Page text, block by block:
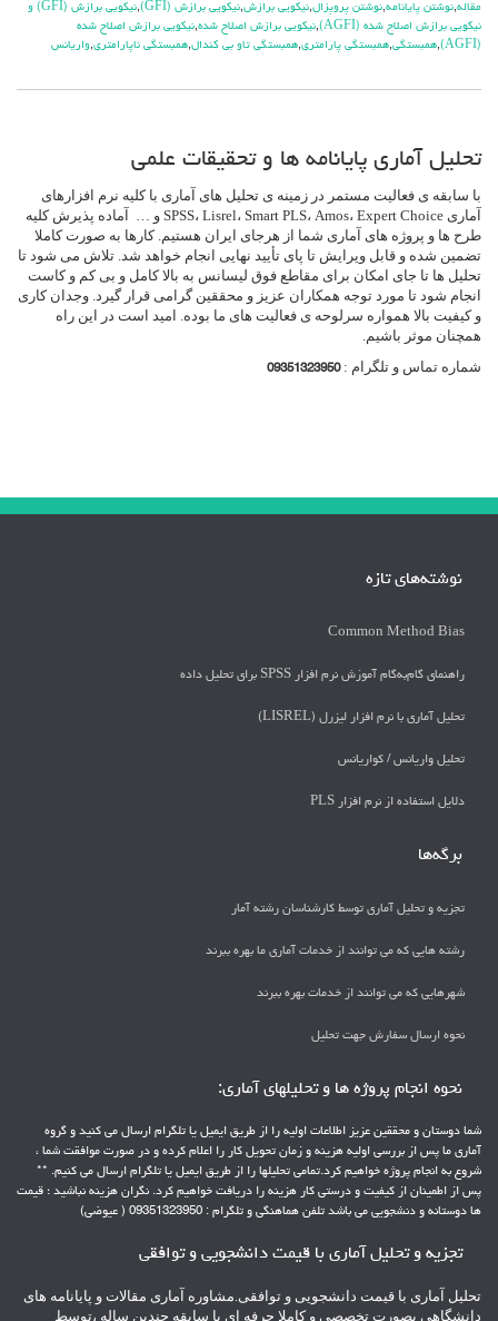
مقاله,نوشتن پایانامه,نوشتن پروپزال,نيكويي برازش,نيكويي برازش (GFI) ,
نيكويي برازش (GFI) و
نيكويي برازش اصلاح شده (AGFI)
,نيكويي برازش اصلاح شده,نيكويي برازش اصلاح شده
(AGFI)
,همبستگي,همبستگي پارامتري,همبستگي تاو بي کندال,همبستگي ناپارامتري,واريانس
تحلیل آماری پایانامه ها و تحقیقات علمی
با سابقه ی فعالیت مستمر در زمینه ی تحلیل های آماری با کلیه نرم افزارهای
آماری SPSS، Lisrel، Smart PLS، Amos، Expert Choice و … آماده پذیرش کلیه
طرح ها و پروژه های آماری شما از هرجای ایران هستیم. کارها به صورت کاملا
تضمین شده و قابل ویرایش تا پای تأیید نهایی انجام خواهد شد. تلاش می شود تا
تحلیل ها تا جای امکان برای مقاطع فوق لیسانس به بالا کامل و بی کم و کاست
انجام شود تا مورد توجه همکاران عزیز و محققین گرامی قرار گیرد. وجدان کاری
و کیفیت بالا همواره سرلوحه ی فعالیت های ما بوده. امید است در این راه
همچنان موثر باشیم.
شماره تماس و تلگرام :09351323950
نوشته‌های تازه
Common Method Bias
راهنمای گام‌به‌گام آموزش نرم افزار SPSS برای تحلیل داده
تحلیل آماری با نرم افزار لیزرل (LISREL)
تحليل واريانس / كواريانس
دلايل استفاده از نرم افزار PLS
برگه‌ها
تجزیه و تحلیل آماری توسط کارشناسان رشته آمار
رشته هایی که می توانند از خدمات آماری ما بهره ببرند
شهرهایی که می توانند از خدمات بهره ببرند
نحوه ارسال سفارش جهت تحلیل
نحوه انجام پروژه ها و تحلیلهای آماری:
شما دوستان و محققین عزیز اطلاعات اولیه را از طریق ایمیل یا تلگرام ارسال می کنید و گروه
آماری ما پس از بررسی اولیه هزینه و زمان تحویل کار را اعلام کرده و در صورت موافقت شما ،
شروع به انجام پروژه خواهیم کرد.تمامی تحلیلها را از طریق ایمیل یا تلگرام ارسال می کنیم. **
پس از اطمینان از کیفیت و درستی کار هزینه را دریافت خواهیم کرد. نگران هزینه نباشید ؛ قیمت
ها دوستانه و دنشجویی می باشد تلفن هماهنگی و تلگرام : 09351323950 ( عیوضی)
تجزیه و تحلیل آماری با قیمت دانشجویی و توافقی
تحلیل آماری با قیمت دانشجویی و توافقی.مشاوره آماری مقالات و پایانامه های
دانشگاهی بصورت تخصصی و کاملا حرفه ای با سابقه چندین ساله ،توسط